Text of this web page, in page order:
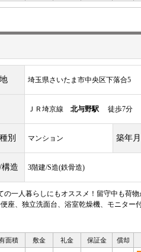
埼玉県さいたま市中央区下落合5
ＪＲ埼京線 北与野駅 徒歩7分
別 マンション 築年月
構造 3階建/S造(鉄骨造)
一人暮らしにもオススメ！留守中も荷
座、独立洗面台、浴室乾燥機、モニター
面積 敷金 礼金 保証金 償却